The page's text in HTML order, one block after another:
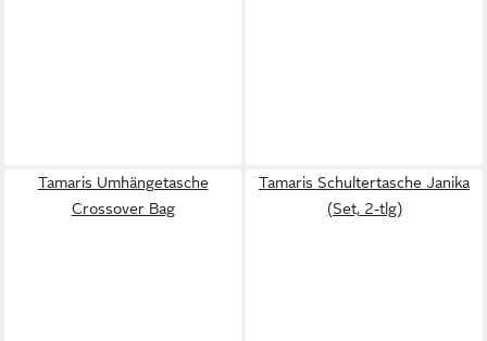
Tamaris Umhängetasche
Crossover Bag
Tamaris Schultertasche Janika
(Set, 2-tlg)